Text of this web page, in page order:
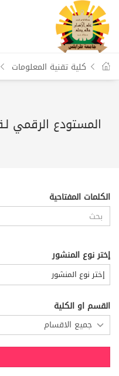
كلية تقنية المعلومات
المستودع الرقمي
الكلمات المفتاحية
إختر نوع المنشور
إختر نوع المنشور
القسم او الكلية